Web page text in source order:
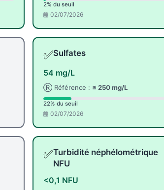
2% du seuil
02/07/2026
✅Sulfates
54 mg/L
Ⓡ Référence : ≤ 250 mg/L
22% du seuil
02/07/2026
✅Turbidité néphélométrique
NFU
<0,1 NFU